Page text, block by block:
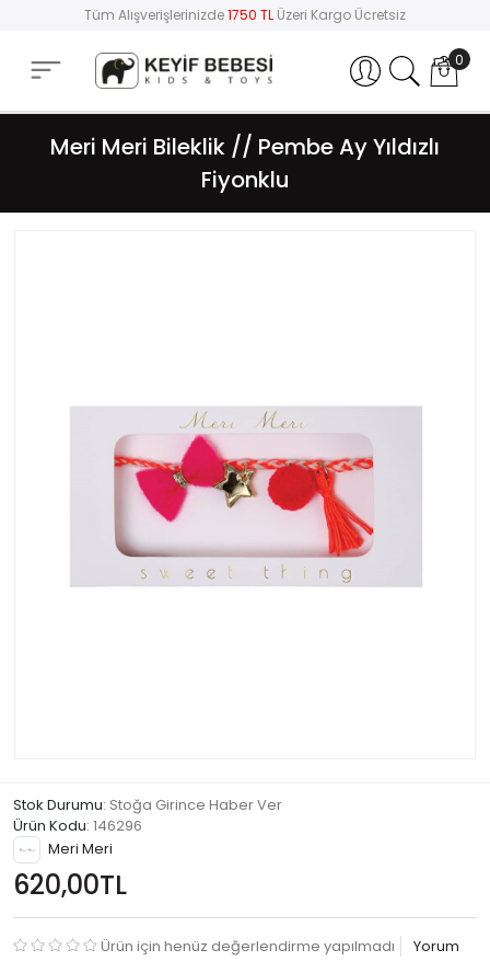
Tüm Alışverişlerinizde1750 TL Üzeri Kargo Ücretsiz
Hesabım 0
Meri Meri Bileklik // Pembe Ay Yıldızlı
Fiyonklu
Stok Durumu: Stoğa Girince Haber Ver
Ürün Kodu: 146296
Meri Meri
620,00TL
Ürün için henüz değerlendirme yapılmadı
Yorum